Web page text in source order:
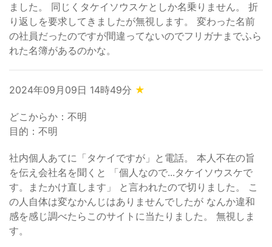
ました。 同じくタケイソウスケとしか名乗りません。 折
り返しを要求してきましたが無視します。 変わった名前
の社員だったのですが間違ってないのでフリガナまでふら
れた名簿があるのかな。
2024年09月09日 14時49分 ★
どこからか：不明
目的：不明
社内個人あてに「タケイですが」と電話。 本人不在の旨
を伝え会社名を聞くと 「個人なので...タケイソウスケで
す。またかけ直します」 と言われたので切りました。 こ
の人自体は変なかんじはありませんでしたが なんか違和
感を感じ調べたらこのサイトに当たりました。 無視しま
す。